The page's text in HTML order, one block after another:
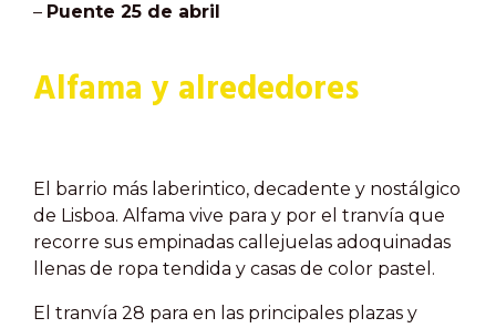
– Puente 25 de abril
Alfama y alrededores
El barrio más laberintico, decadente y nostálgico
de Lisboa. Alfama vive para y por el tranvía que
recorre sus empinadas callejuelas adoquinadas
llenas de ropa tendida y casas de color pastel.
El tranvía 28 para en las principales plazas y